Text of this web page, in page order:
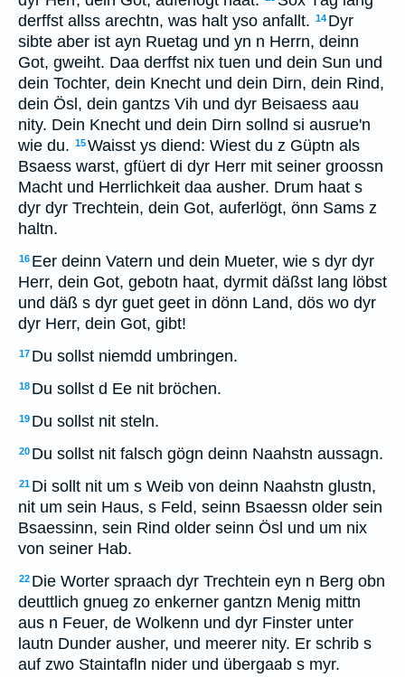
derffst allss arechtn, was halt yso anfallt. 14 Dyr
sibte aber ist ayn Ruetag und yn n Herrn, deinn
Got, gweiht. Daa derffst nix tuen und dein Sun und
dein Tochter, dein Knecht und dein Dirn, dein Rind,
dein Ösl, dein gantzs Vih und dyr Beisaess aau
nity. Dein Knecht und dein Dirn sollnd si ausrue'n
wie du. 15Waisst ys diend: Wiest du z Güptn als
Bsaess warst, gfüert di dyr Herr mit seiner groossn
Macht und Herrlichkeit daa ausher. Drum haat s
dyr dyr Trechtein, dein Got, auferlögt, önn Sams z
haltn.
16 Eer deinn Vatern und dein Mueter, wie s dyr dyr
Herr, dein Got, gebotn haat, dyrmit däßst lang löbst
und däß s dyr guet geet in dönn Land, dös wo dyr
dyr Herr, dein Got, gibt!
17 Du sollst niemdd umbringen.
18 Du sollst d Ee nit bröchen.
19 Du sollst nit steln.
20 Du sollst nit falsch gögn deinn Naahstn aussagn.
21 Di sollt nit um s Weib von deinn Naahstn glustn,
nit um sein Haus, s Feld, seinn Bsaessn older sein
Bsaessinn, sein Rind older seinn Ösl und um nix
von seiner Hab.
22 Die Worter spraach dyr Trechtein eyn n Berg obn
deuttlich gnueg zo enkerner gantzn Menig mittn
aus n Feuer, de Wolkenn und dyr Finster unter
lautn Dunder ausher, und meerer nity. Er schrib s
auf zwo Staintafln nider und übergaab s myr.